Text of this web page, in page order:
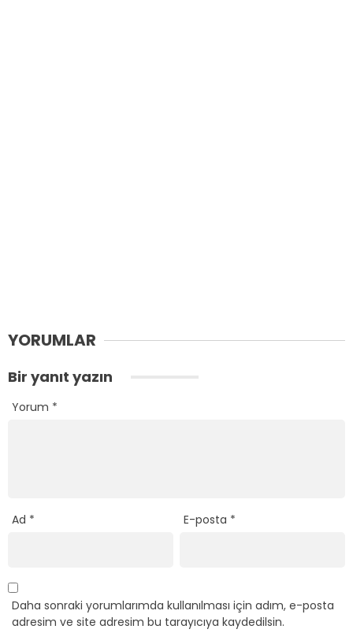
YORUMLAR
Bir yanıt yazın
Yorum *
Ad * E-posta *
Daha sonraki yorumlarımda kullanılması için adım, e-posta
adresim ve site adresim bu tarayıcıya kaydedilsin.